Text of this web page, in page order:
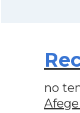
no